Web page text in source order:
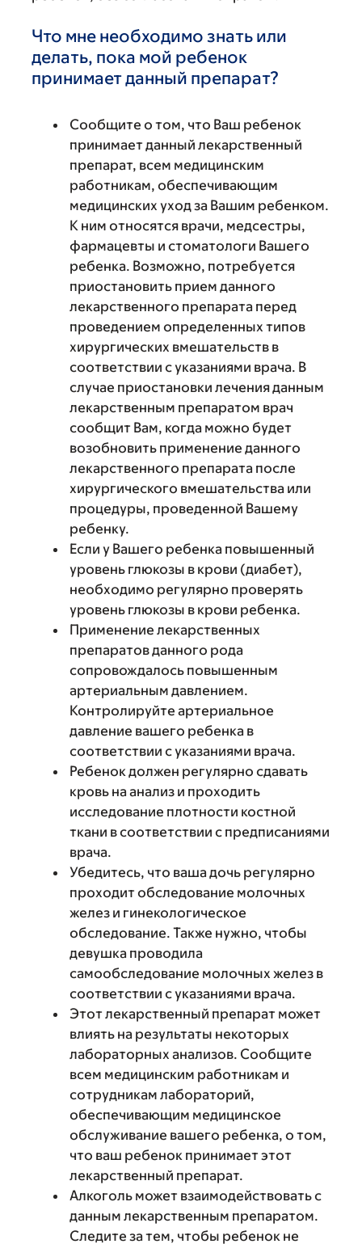
Что мне необходимо знать или
делать, пока мой ребенок
принимает данный препарат?
Сообщите о том, что Ваш ребенок
принимает данный лекарственный
препарат, всем медицинским
работникам, обеспечивающим
медицинских уход за Вашим ребенком.
К ним относятся врачи, медсестры,
фармацевты и стоматологи Вашего
ребенка. Возможно, потребуется
приостановить прием данного
лекарственного препарата перед
проведением определенных типов
хирургических вмешательств в
соответствии с указаниями врача. В
случае приостановки лечения данным
лекарственным препаратом врач
сообщит Вам, когда можно будет
возобновить применение данного
лекарственного препарата после
хирургического вмешательства или
процедуры, проведенной Вашему
ребенку.
Если у Вашего ребенка повышенный
уровень глюкозы в крови (диабет),
необходимо регулярно проверять
уровень глюкозы в крови ребенка.
Применение лекарственных
препаратов данного рода
сопровождалось повышенным
артериальным давлением.
Контролируйте артериальное
давление вашего ребенка в
соответствии с указаниями врача.
Ребенок должен регулярно сдавать
кровь на анализ и проходить
исследование плотности костной
ткани в соответствии с предписаниями
врача.
Убедитесь, что ваша дочь регулярно
проходит обследование молочных
желез и гинекологическое
обследование. Также нужно, чтобы
девушка проводила
самообследование молочных желез в
соответствии с указаниями врача.
Этот лекарственный препарат может
влиять на результаты некоторых
лабораторных анализов. Сообщите
всем медицинским работникам и
сотрудникам лабораторий,
обеспечивающим медицинское
обслуживание вашего ребенка, о том,
что ваш ребенок принимает этот
лекарственный препарат.
Алкоголь может взаимодействовать с
данным лекарственным препаратом.
Следите за тем, чтобы ребенок не